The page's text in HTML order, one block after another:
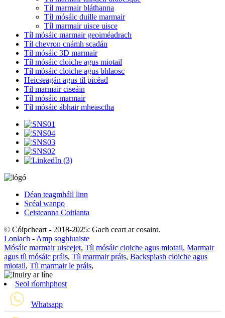
Tíl marmair bláthanna
Tíl mósáic duille marmair
Tíl marmair uisce uisce
Tíl mósáic marmair geoiméadrach
Tíl chevron cnámh scadán
Tíl mósáic 3D marmair
Tíl mósáic cloiche agus miotail
Tíl mósáic cloiche agus bhlaosc
Heicseagán agus tíl picéad
Tíl marmair ciseáin
Tíl mósáic marmair
Tíl mósáic ábhair mheasctha
Déan teagmháil linn
Scéal wanpo
Ceisteanna Coitianta
© Cóipcheart - 2018-2025: Gach ceart ar cosaint.
Lonlach -Amp soghluaiste
Mósáic marmair uiscejet, Tíl mósáic cloiche agus miotail, Marmair
agus tíl mósáic práis, Tíl marmair práis, Backsplash cloiche agus
miotail, Tíl marmair le práis,
Seol ríomhphost
Whatsapp